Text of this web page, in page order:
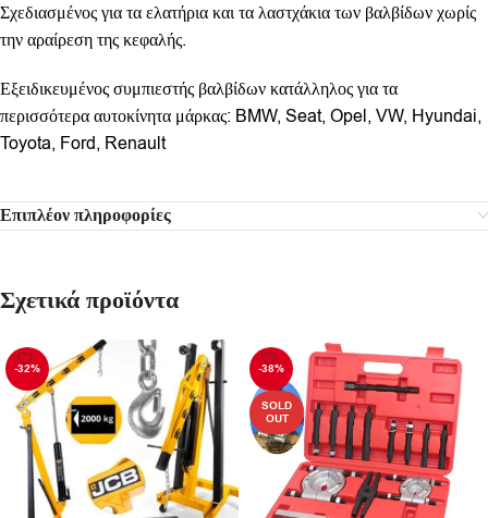
Σχεδιασμένος για τα ελατήρια και τα λαστχάκια των βαλβίδων χωρίς
την αραίρεση της κεφαλής.
Εξειδικευμένος συμπιεστής βαλβίδων κατάλληλος για τα
περισσότερα αυτοκίνητα μάρκας: BMW, Seat, Opel, VW, Hyundai,
Toyota, Ford, Renault
Επιπλέον πληροφορίες
Σχετικά προϊόντα
-32% -38%
SOLD
OUT